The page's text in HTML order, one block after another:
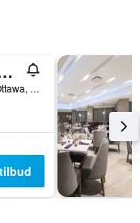
Inn
185 Daly Avenue, Ottawa, ON, Canada